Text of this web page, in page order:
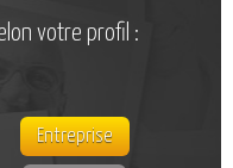
votre profil :
Entreprise